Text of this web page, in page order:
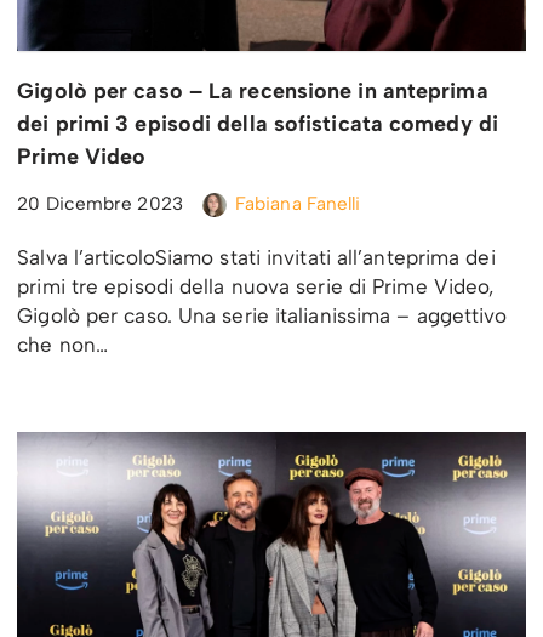
Gigolò per caso – La recensione in anteprima
dei primi 3 episodi della sofisticata comedy di
Prime Video
20 Dicembre 2023 Fabiana Fanelli
Salva l’articoloSiamo stati invitati all’anteprima dei
primi tre episodi della nuova serie di Prime Video,
Gigolò per caso. Una serie italianissima – aggettivo
che non…